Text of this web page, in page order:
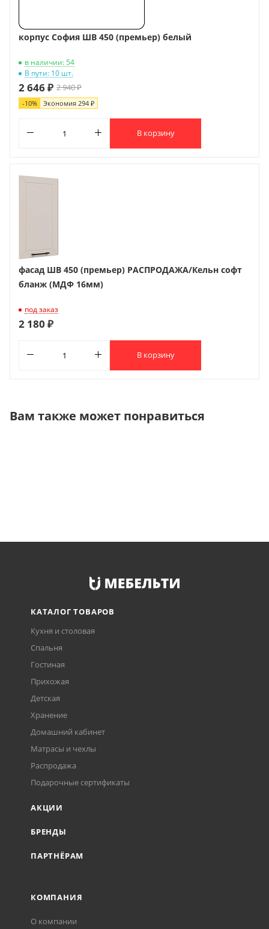
корпус София ШВ 450 (премьер) белый
в наличии: 54
В пути: 10 шт.
2 646 ₽ 2 940 ₽
-10% Экономия 294 ₽
В корзину
фасад ШВ 450 (премьер) РАСПРОДАЖА/Кельн софт
бланж (МДФ 16мм)
под заказ
2 180 ₽
В корзину
Вам также может понравиться
КАТАЛОГ ТОВАРОВ
Кухня и столовая
Спальня
Гостиная
Прихожая
Детская
Хранение
Домашний кабинет
Матрасы и чехлы
Распродажа
Подарочные сертификаты
АКЦИИ
БРЕНДЫ
ПАРТНЁРАМ
КОМПАНИЯ
О компании